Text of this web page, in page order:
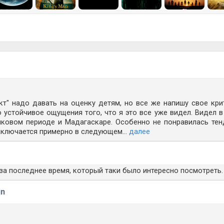
надо давать на оценку детям, но все же напишу свое
ощущения того, что я это все уже видел. Видел
периоде и Мадагаскаре. Особенно не понравилась
примерно в следующем... далее
последнее время, который таки было интересно посмотреть.